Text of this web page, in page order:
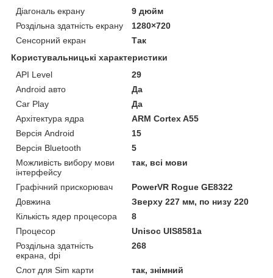
Діагональ екрану
9 дюйм
Роздільна здатність екрану
1280×720
Сенсорний екран
Так
Користувальницькі характеристики
API Level
29
Android авто
Да
Car Play
Да
Архітектура ядра
ARM Cortex A55
Версія Android
15
Версія Bluetooth
5
Можливість вибору мови
інтерфейсу
так, всі мови
Графічний прискорювач
PowerVR Rogue GE8322
Довжина
Зверху 227 мм, по низу 220
Кількість ядер процесора
8
Процесор
Unisoc UIS8581a
Роздільна здатність
екрана, dpi
268
Слот для Sim карти так, знімний